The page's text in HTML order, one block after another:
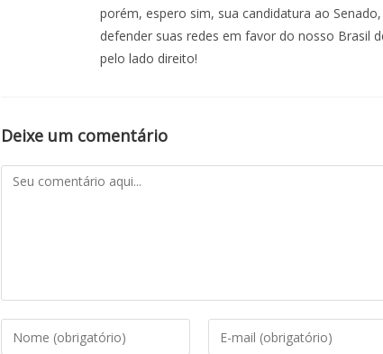
porém, espero sim, sua candidatura ao
defender suas redes em favor do nosso Brasil
pelo lado direito!
Deixe um comentário